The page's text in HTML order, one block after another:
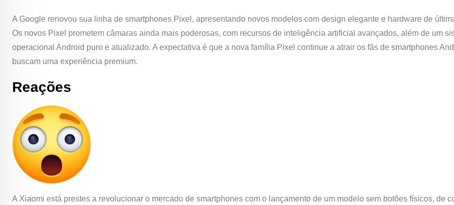
A Google renovou sua linha de smartphones Pixel, apresentando novos modelos com design elegante e hardware de
Os novos Pixel prometem câmaras ainda mais poderosas, com recursos de inteligência artificial avançados, além de um
operacional Android puro e atualizado. A expectativa é que a nova família Pixel continue a atrair os fãs de smartphones
buscam uma experiência premium.
Reações
A Xiaomi está prestes a revolucionar o mercado de smartphones com o lançamento de um modelo sem botões físicos, de